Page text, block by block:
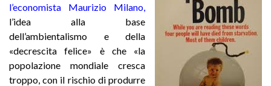
l’economista Maurizio Milano
l’idea alla base
dell’ambientalismo e della
«decrescita felice» è che «la
popolazione mondiale cresca
troppo, con il rischio di produrre